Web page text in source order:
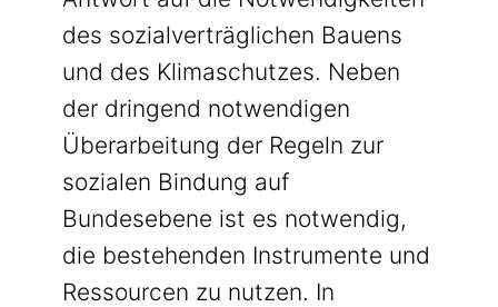
des sozialverträglichen Bauens
und des Klimaschutzes. Neben
der dringend notwendigen
Überarbeitung der Regeln zur
sozialen Bindung auf
Bundesebene ist es notwendig,
die bestehenden Instrumente und
Ressourcen zu nutzen. In